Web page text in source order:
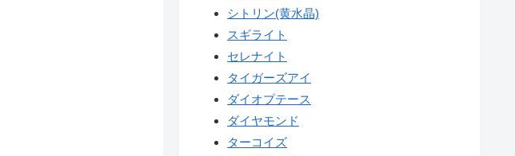
シトリン(黄水晶)
スギライト
セレナイト
タイガーズアイ
ダイオプテース
ダイヤモンド
ターコイズ